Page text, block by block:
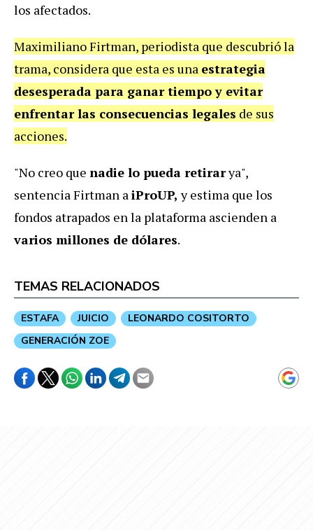
los afectados.
Maximiliano Firtman, periodista que descubrió la
trama, considera que esta es una estrategia
desesperada para ganar tiempo y evitar
enfrentar las consecuencias legales de sus
acciones.
"No creo que nadie lo pueda retirarya",
sentencia Firtman aiProUP, y estima que los
fondos atrapados en la plataforma ascienden a
varios millones de dólares.
TEMAS RELACIONADOS
ESTAFA JUICIO
LEONARDO COSITORTO
GENERACIÓN ZOE